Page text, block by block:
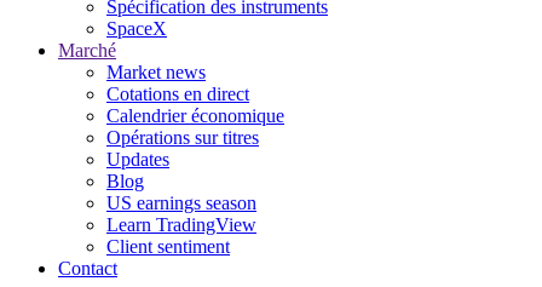
Spécification des instruments
SpaceX
Marché
Market news
Cotations en direct
Calendrier économique
Opérations sur titres
Updates
Blog
US earnings season
Learn TradingView
Client sentiment
Contact